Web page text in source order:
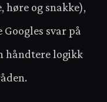
og snakke),
svar på
håndtere logikk